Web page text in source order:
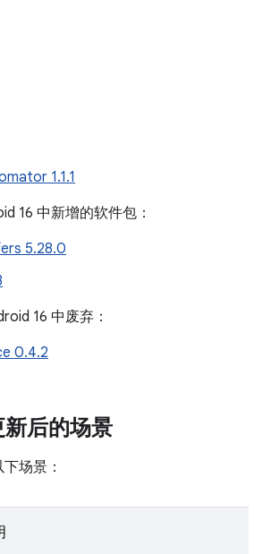
1.1.1
16 中新增的软件包：
5.28.0
16 中废弃：
0.4.2
后的场景
场景：